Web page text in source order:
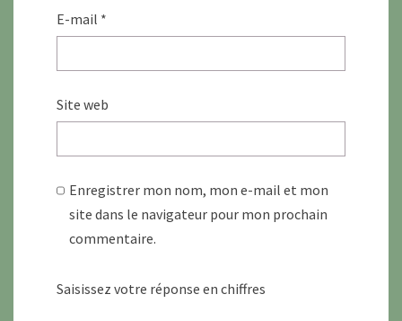
E-mail *
Site web
Enregistrer mon nom, mon e-mail et mon
site dans le navigateur pour mon prochain
commentaire.
Saisissez votre réponse en chiffres